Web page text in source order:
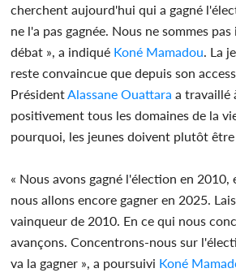
cherchent aujourd'hui qui a gagné
ne l'a pas gagnée. Nous ne sommes
débat », a indiqué Koné Mamadou . La
reste convaincue que depuis son
Président Alassane Ouattara a travaillé
positivement tous les domaines de la
pourquoi, les jeunes doivent plutôt être
« Nous avons gagné l'élection en
nous allons encore gagner en 2025.
vainqueur de 2010. En ce qui nous
avançons. Concentrons-nous sur
va la gagner », a poursuivi Koné